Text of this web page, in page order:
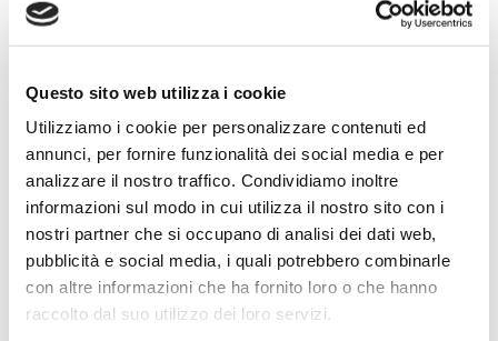
Questo sito web utilizza i cookie
Utilizziamo i cookie per personalizzare contenuti ed
annunci, per fornire funzionalità dei social media e per
analizzare il nostro traffico. Condividiamo inoltre
informazioni sul modo in cui utilizza il nostro sito con i
nostri partner che si occupano di analisi dei dati web,
pubblicità e social media, i quali potrebbero combinarle
con altre informazioni che ha fornito loro o che hanno
raccolto dal suo utilizzo dei loro servizi.
Oggetto:
RONCHI
Elenco operatori invitati:
Codice Fiscale:
Procedura di scelta:
Affidamento ai sensi del Regolamento Generale
Aziendale per Lavori Servizi e Forniture (art.238,
comma 7 d.lgs. 163/2006)
Aggiudicatario Nome: